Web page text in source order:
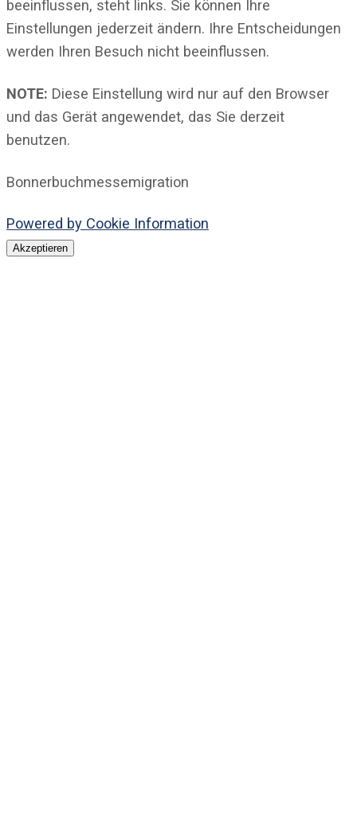
beeinflussen, steht links. Sie können Ihre
Einstellungen jederzeit ändern. Ihre Entscheidungen
werden Ihren Besuch nicht beeinflussen.
NOTE: Diese Einstellung wird nur auf den Browser
und das Gerät angewendet, das Sie derzeit
benutzen.
Bonnerbuchmessemigration
Powered by Cookie Information
Akzeptieren